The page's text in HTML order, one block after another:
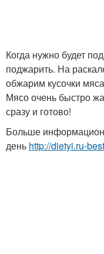
Когда нужно будет
поджарить. На
обжарим кусочки
Мясо очень быстро
сразу и готово!
Больше
день http://dietyi.ru-